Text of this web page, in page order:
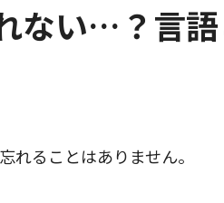
ない…？言
れることはありません。